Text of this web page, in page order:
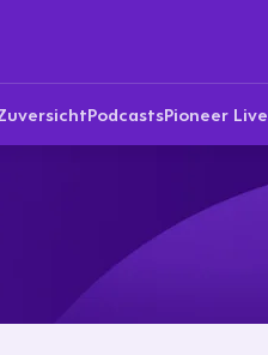
PodcastsPioneer Live